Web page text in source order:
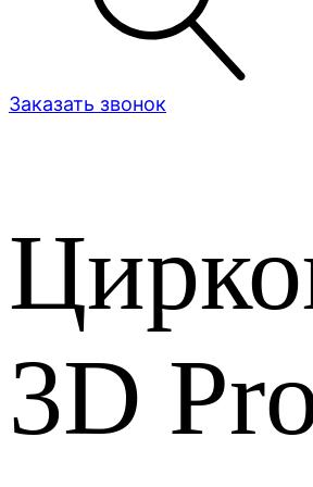
Заказать звонок
3D